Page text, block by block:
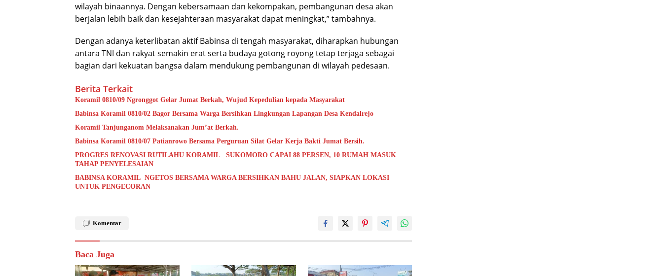
wilayah binaannya. Dengan kebersamaan dan kekompakan, pembangunan desa akan
berjalan lebih baik dan kesejahteraan masyarakat dapat meningkat,” tambahnya.
Dengan adanya keterlibatan aktif Babinsa di tengah masyarakat, diharapkan hubungan
antara TNI dan rakyat semakin erat serta budaya gotong royong tetap terjaga sebagai
bagian dari kekuatan bangsa dalam mendukung pembangunan di wilayah pedesaan.
Berita Terkait
Koramil 0810/09 Ngronggot Gelar Jumat Berkah, Wujud Kepedulian kepada Masyarakat
Babinsa Koramil 0810/02 Bagor Bersama Warga Bersihkan Lingkungan Lapangan Desa Kendalrejo
Koramil Tanjunganom Melaksanakan Jum’at Berkah.
Babinsa Koramil 0810/07 Patianrowo Bersama Perguruan Silat Gelar Kerja Bakti Jumat Bersih.
PROGRES RENOVASI RUTILAHU KORAMIL SUKOMORO CAPAI 88 PERSEN, 10 RUMAH MASUK
TAHAP PENYELESAIAN
BABINSA KORAMIL NGETOS BERSAMA WARGA BERSIHKAN BAHU JALAN, SIAPKAN LOKASI
UNTUK PENGECORAN
Komentar
Baca Juga